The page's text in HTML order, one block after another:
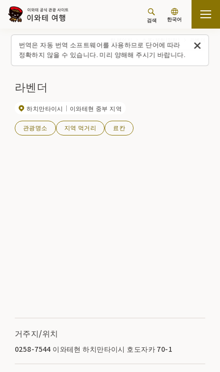
번역은 자동 번역 소프트웨어를 사용하므로 단어에 따라
정확하지 않을 수 있습니다. 미리 양해해 주시기 바랍니다.
검색 한국어
라벤더
하치만타이시 이와테현 중부 지역
관광명소 지역 먹거리 료칸
거주지/위치
0258-7544 이와테현 하치만타이시 호도자카 70-1